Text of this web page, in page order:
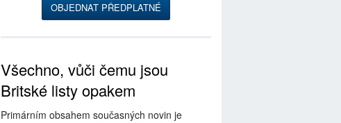
OBJEDNAT PŘEDPLATNÉ
Všechno, vůči čemu jsou
Britské listy opakem
Primárním obsahem současných novin je